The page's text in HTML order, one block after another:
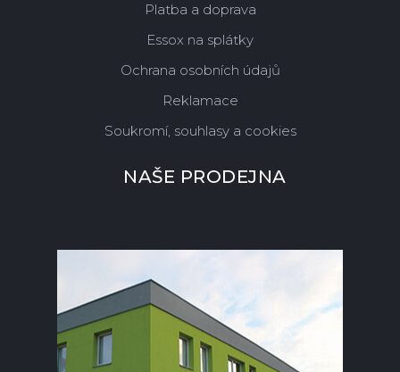
Platba a doprava
Essox na splátky
Ochrana osobních údajů
Reklamace
Soukromí, souhlasy a cookies
NAŠE PRODEJNA